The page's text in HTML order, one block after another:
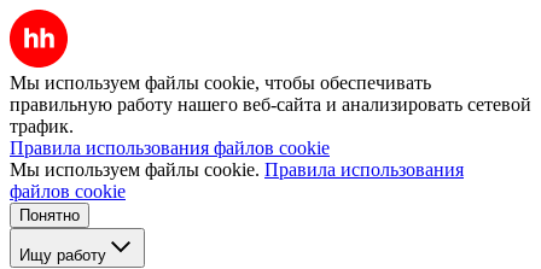
Мы используем файлы cookie, чтобы обеспечивать
правильную работу нашего веб-сайта и анализировать сетевой
трафик.
Правила использования файлов cookie
Мы используем файлы cookie. Правила использования
файлов cookie
Понятно
Ищу работу